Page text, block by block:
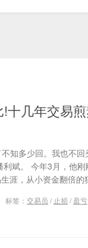
十几年交易
知多少回。我也不
斌。 今年3月，他
涯，从小资金翻倍
标签： 交易员 / 止损 /盈亏